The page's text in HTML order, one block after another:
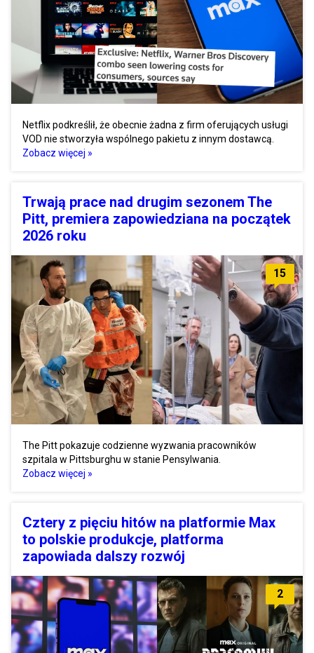
Netflix podkreślił, że obecnie żadna z firm oferujących usługi
VOD nie stworzyła wspólnego pakietu z innym dostawcą.
Zobacz więcej »
Trwają prace nad drugim sezonem The
Pitt, premiera zapowiedziana na początek
2026 roku
15
The Pitt pokazuje codzienne wyzwania pracowników
szpitala w Pittsburghu w stanie Pensylwania.
Zobacz więcej »
Cztery z pięciu hitów na platformie Max
to polskie produkcje, platforma
zapowiada dalszy rozwój
2